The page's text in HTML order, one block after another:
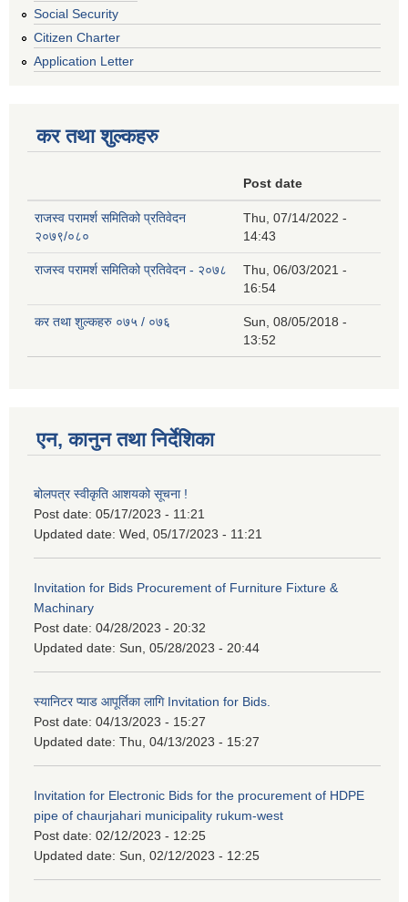
Social Security
Citizen Charter
Application Letter
कर तथा शुल्कहरु
Post date
राजस्व परामर्श समितिको प्रतिवेदन
२०७९/०८०
Thu, 07/14/2022 -
14:43
राजस्व परामर्श समितिको प्रतिवेदन - २०७८
Thu, 06/03/2021 -
16:54
कर तथा शुल्कहरु ०७५ / ०७६
Sun, 08/05/2018 -
13:52
एन, कानुन तथा निर्देशिका
बोलपत्र स्वीकृति आशयको सूचना !
Post date: 05/17/2023 - 11:21
Updated date: Wed, 05/17/2023 - 11:21
Invitation for Bids Procurement of Furniture Fixture &
Machinary
Post date: 04/28/2023 - 20:32
Updated date: Sun, 05/28/2023 - 20:44
स्यानिटर प्याड आपूर्तिका लागि Invitation for Bids.
Post date: 04/13/2023 - 15:27
Updated date: Thu, 04/13/2023 - 15:27
Invitation for Electronic Bids for the procurement of HDPE
pipe of chaurjahari municipality rukum-west
Post date: 02/12/2023 - 12:25
Updated date: Sun, 02/12/2023 - 12:25